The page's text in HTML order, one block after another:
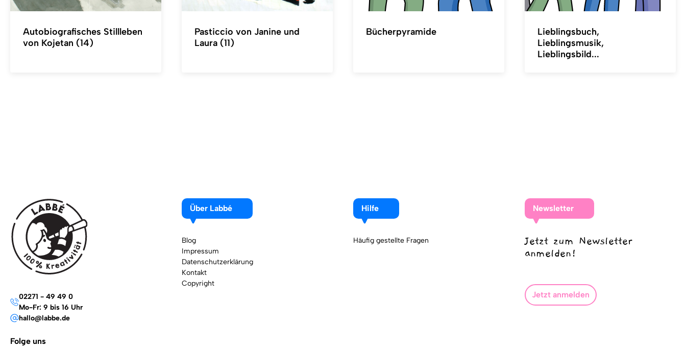
Autobiografisches Stillleben
von Kojetan (14)
Pasticcio von Janine und
Laura (11)
Bücherpyramide
Lieblingsbuch,
Lieblingsmusik,
Lieblingsbild...
02271 - 49 49 0
Mo-Fr: 9 bis 16 Uhr
hallo@labbe.de
Folge uns
Über Labbé
Blog
Impressum
Datenschutzerklärung
Kontakt
Copyright
Hilfe
Häufig gestellte Fragen
Newsletter
Jetzt zum Newsletter
anmelden!
Jetzt anmelden